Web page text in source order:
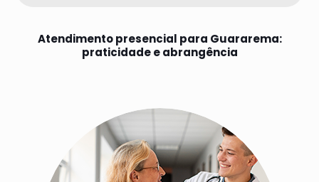
Atendimento presencial para Guararema:
praticidade e abrangência